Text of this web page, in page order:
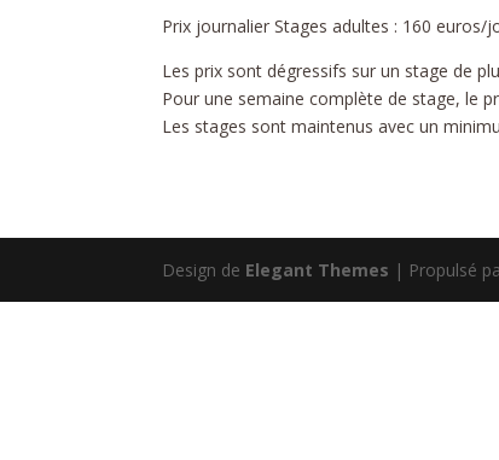
Prix journalier Stages adultes : 160
Les prix sont dégressifs sur un stage de
Pour une semaine complète de stage, le
Les stages sont maintenus avec un
Design de Elegant Themes | Propulsé